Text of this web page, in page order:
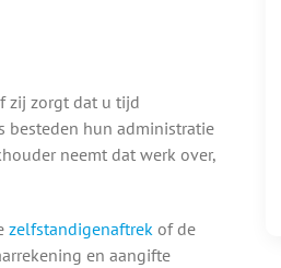
zij zorgt dat u tijd
besteden hun administratie
neemt dat werk over,
zelfstandigenaftrek of de
en aangifte